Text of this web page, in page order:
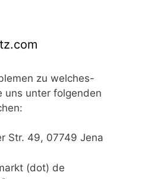
zu welches-
uns unter folgenden
Str. 49, 07749 Jena
(dot) de